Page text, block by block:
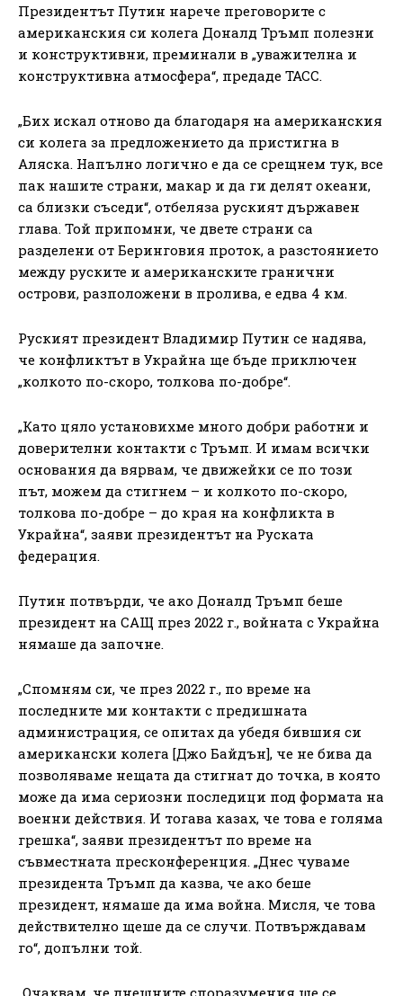
Президентът Путин нарече преговорите с
американския си колега Доналд Тръмп полезни
и конструктивни, преминали в „уважителна и
конструктивна атмосфера“, предаде ТАСС.
„Бих искал отново да благодаря на американския
си колега за предложението да пристигна в
Аляска. Напълно логично е да се срещнем тук, все
пак нашите страни, макар и да ги делят океани,
са близки съседи“, отбеляза руският държавен
глава. Той припомни, че двете страни са
разделени от Беринговия проток, а разстоянието
между руските и американските гранични
острови, разположени в пролива, е едва 4 км.
Руският президент Владимир Путин се надява,
че конфликтът в Украйна ще бъде приключен
„колкото по-скоро, толкова по-добре“.
„Като цяло установихме много добри работни и
доверителни контакти с Тръмп. И имам всички
основания да вярвам, че движейки се по този
път, можем да стигнем – и колкото по-скоро,
толкова по-добре – до края на конфликта в
Украйна“, заяви президентът на Руската
федерация.
Путин потвърди, че ако Доналд Тръмп беше
президент на САЩ през 2022 г., войната с Украйна
нямаше да започне.
„Спомням си, че през 2022 г., по време на
последните ми контакти с предишната
администрация, се опитах да убедя бившия си
американски колега [Джо Байдън], че не бива да
позволяваме нещата да стигнат до точка, в която
може да има сериозни последици под формата на
военни действия. И тогава казах, че това е голяма
грешка“, заяви президентът по време на
съвместната пресконференция. „Днес чуваме
президента Тръмп да казва, че ако беше
президент, нямаше да има война. Мисля, че това
действително щеше да се случи. Потвърждавам
го“, допълни той.
„Очаквам, че днешните споразумения ще се